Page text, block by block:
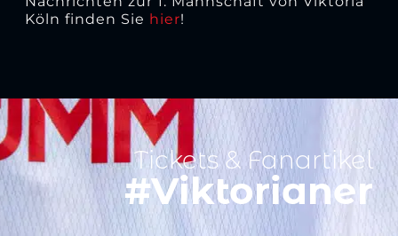
Köln finden Sie hier!
Tickets & Fanartikel
#Viktorianer